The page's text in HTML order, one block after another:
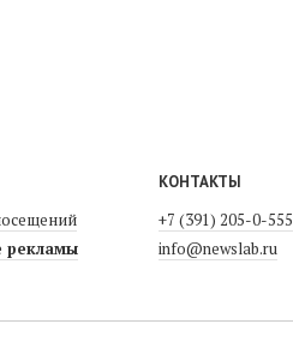
рекламы
КОНТАКТЫ
+7 (391) 205-0-555
info@newslab.ru